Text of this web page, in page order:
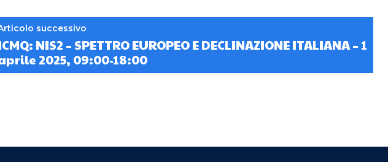
successivo
NIS2 – SPETTRO EUROPEO E DECLINAZIONE ITALIANA – 1
2025, 09:00-18:00